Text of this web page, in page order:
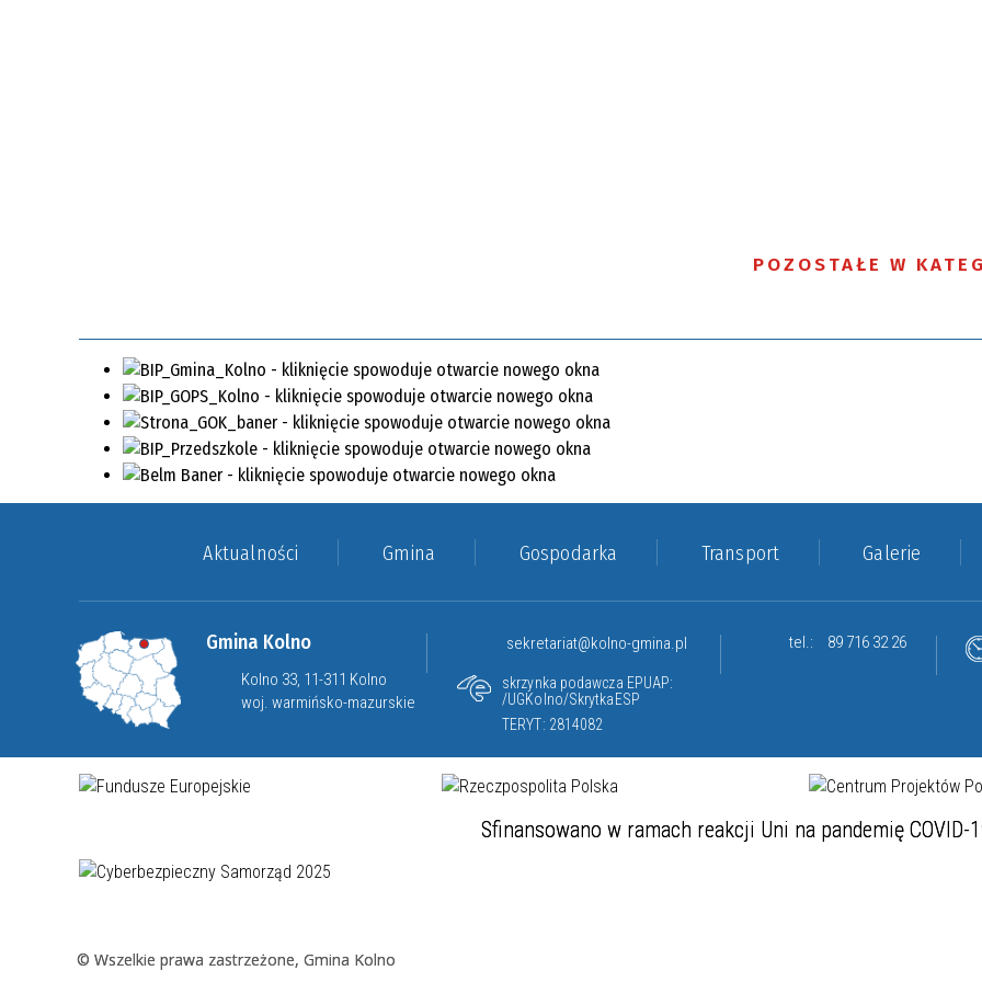
POZOSTAŁE W
Aktualności Gmina Gospodarka Transport Galerie
Gmina Kolno
Kolno 33, 11-311 Kolno
woj. warmińsko-mazurskie
sekretariat@kolno-gmina.pl
skrzynka podawcza EPUAP:
/UGKolno/SkrytkaESP
TERYT: 2814082
tel.: 89 716 32 26
Sfinansowano w ramach reakcji Uni na pandemię COVID-
© Wszelkie prawa zastrzeżone, Gmina Kolno